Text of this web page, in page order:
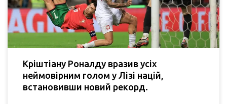
Кріштіану Роналду вразив усіх
неймовірним голом у Лізі націй,
встановивши новий рекорд.